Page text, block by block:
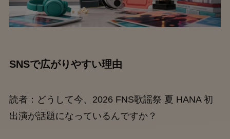
SNSで広がりやすい理由
読者：どうして今、2026 FNS歌謡祭 夏 HANA 初
出演が話題になっているんですか？